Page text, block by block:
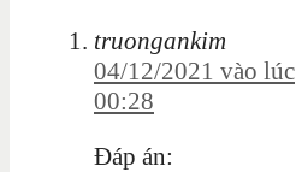
truongankim
04/12/2021 vào lúc
00:28
Đáp án: